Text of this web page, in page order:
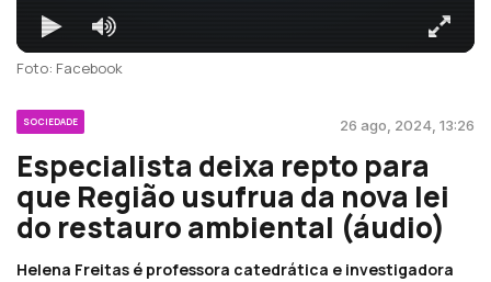
Foto: Facebook
SOCIEDADE 26 ago, 2024, 13:26
Especialista deixa repto para
que Região usufrua da nova lei
do restauro ambiental (áudio)
Helena Freitas é professora catedrática e investigadora